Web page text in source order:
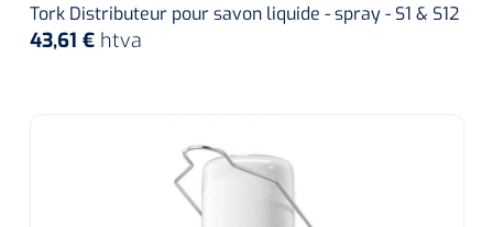
Tork Distributeur pour savon liquide - spray - S1 & S12
43,61 € htva